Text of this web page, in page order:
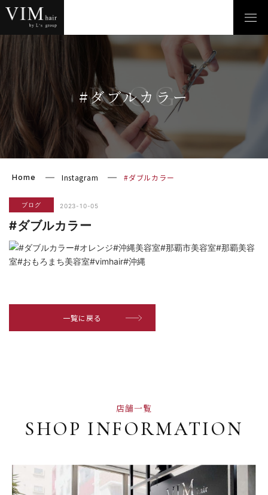
#ダブルカラー
BLOG
Home Instagram #ダブルカラー
ブログ 2023-10-05
#ダブルカラー
一覧に戻る
店舗一覧
SHOP INFORMATION